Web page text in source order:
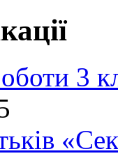
3